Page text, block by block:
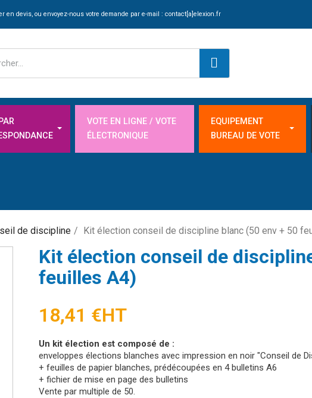
en devis, ou envoyez-nous votre demande par e-mail : contact[a]elexion.fr
VOTE EN LIGNE / VOTE
ÉLECTRONIQUE
EQUIPEMENT
BUREAU DE VOTE
de discipline Kit élection conseil de discipline blanc (50 env + 50
Kit élection conseil de
feuilles A4)
18,41 €HT
Un kit élection est composé de :
enveloppes élections blanches avec impression en noir "Conseil de
+ feuilles de papier blanches, prédécoupées en 4 bulletins A6
+ fichier de mise en page des bulletins
Vente par multiple de 50.